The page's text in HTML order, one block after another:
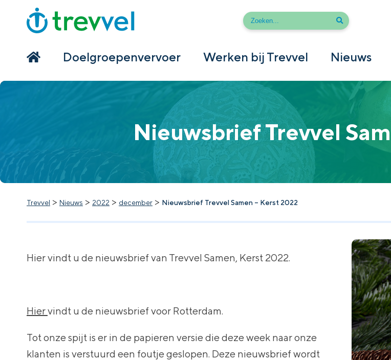
Home
Doelgroepenvervoer
Doelgroepenvervoer Werken bij Trevvel Nieuws
Nieuwsbrief Trevvel
Trevvel > Nieuws > 2022 > december > Nieuwsbrief Trevvel Samen – Kerst 2022
Hier vindt u de nieuwsbrief van Trevvel Samen, Kerst 2022.
Hiervindt u de nieuwsbrief voor Rotterdam.
Tot onze spijt is er in de papieren versie die deze week naar onze
klanten is verstuurd een foutje geslopen. Deze nieuwsbrief wordt